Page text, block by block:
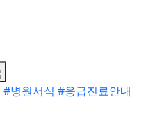
#병원서식 #응급진료안내